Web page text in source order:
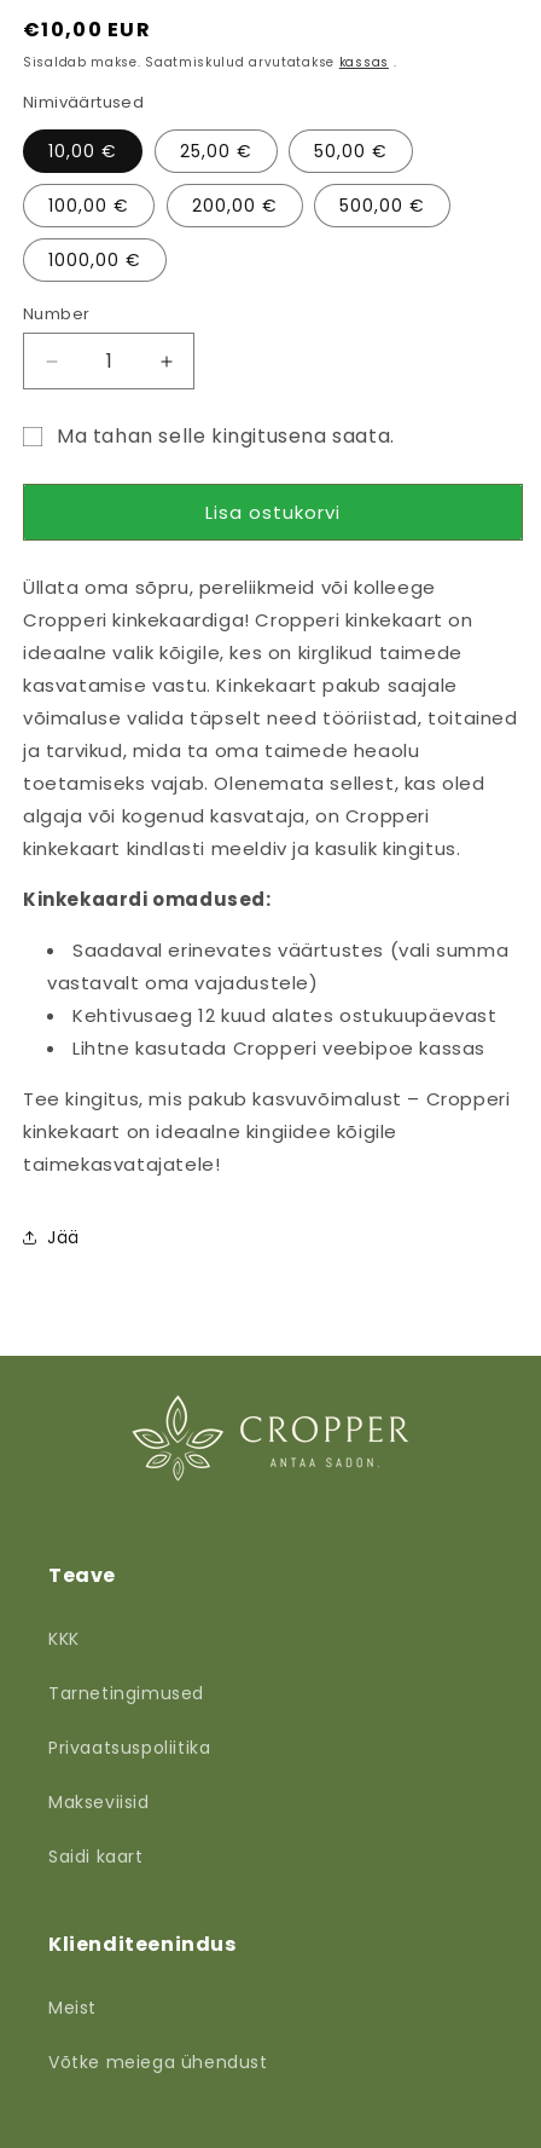
Tavaline
hind
€10,00 EUR
Sisaldab makse. Saatmiskulud arvutatakse kassas .
Nimiväärtused
10,00 € 25,00 € 50,00 €
100,00 € 200,00 € 500,00 €
1000,00 €
Number
Vähenda
toote
Cropperi
kinkekaart
kogust
Lisa
toote
kogus
Cropperi
Parim
põllukultuuride
armastajatele
Ma tahan selle kingitusena saata.
vormi
Lisa ostukorvi
Üllata oma sõpru, pereliikmeid või kolleege
Cropperi kinkekaardiga! Cropperi kinkekaart on
ideaalne valik kõigile, kes on kirglikud taimede
kasvatamise vastu. Kinkekaart pakub saajale
võimaluse valida täpselt need tööriistad, toitained
ja tarvikud, mida ta oma taimede heaolu
toetamiseks vajab. Olenemata sellest, kas oled
algaja või kogenud kasvataja, on Cropperi
kinkekaart kindlasti meeldiv ja kasulik kingitus.
Kinkekaardi omadused:
Saadaval erinevates väärtustes (vali summa
vastavalt oma vajadustele)
Kehtivusaeg 12 kuud alates ostukuupäevast
Lihtne kasutada Cropperi veebipoe kassas
Tee kingitus, mis pakub kasvuvõimalust – Cropperi
kinkekaart on ideaalne kingiidee kõigile
taimekasvatajatele!
Jää
Teave
KKK
Tarnetingimused
Privaatsuspoliitika
Makseviisid
Saidi kaart
Klienditeenindus
Meist
Võtke meiega ühendust